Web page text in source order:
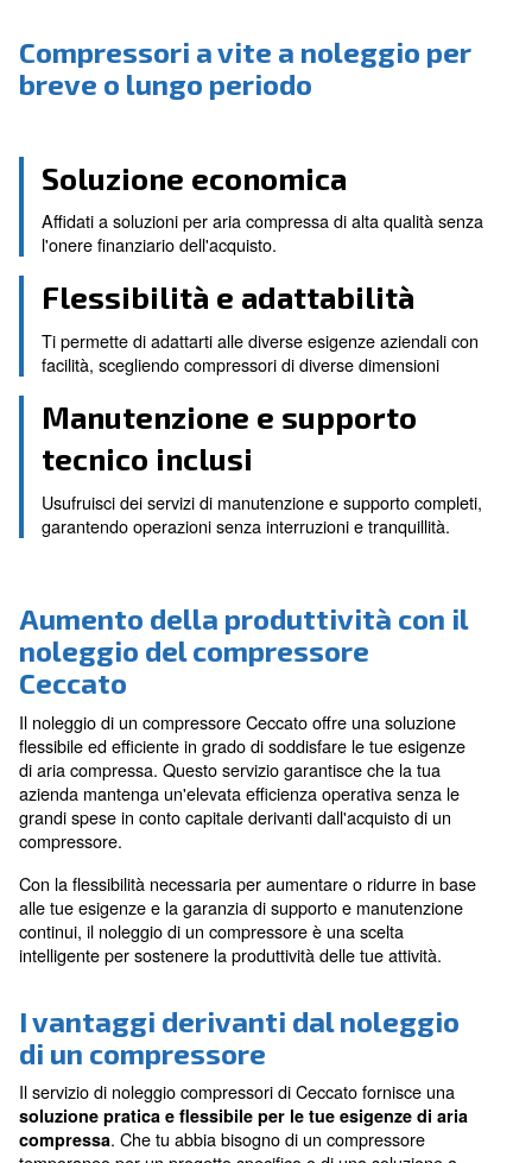
Compressori a vite a
breve o lungo periodo
Soluzione economica
Affidati a soluzioni per aria compressa di alta
l'onere finanziario dell'acquisto.
Flessibilità e adattabilità
facilità, scegliendo compressori di diverse
Manutenzione e supporto
tecnico inclusi
Usufruisci dei servizi di manutenzione e supporto
garantendo operazioni senza interruzioni e
Aumento della produttività
noleggio del compressore
Ceccato
Il noleggio di un compressore Ceccato offre una
flessibile ed efficiente in grado di soddisfare le tue
di aria compressa. Questo servizio garantisce che la
azienda mantenga un'elevata efficienza operativa